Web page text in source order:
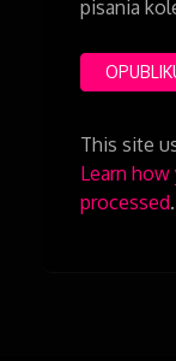
pisania
This site
Learn
processed.